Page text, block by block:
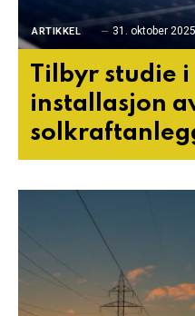
ARTIKKEL 31. oktober 2025
Tilbyr studie
installasjon